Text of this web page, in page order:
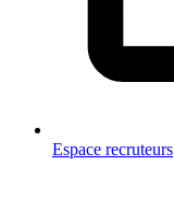
Espace recruteurs